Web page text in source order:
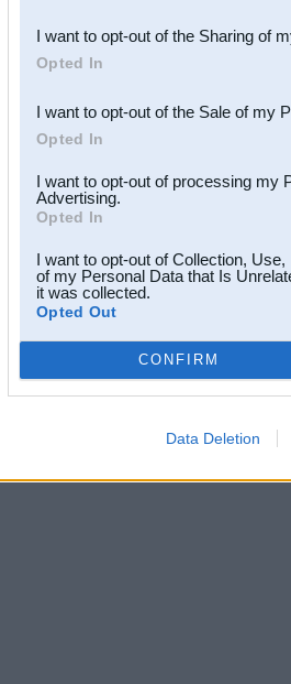
Downstream Participants
third parties.
I want to opt-out of the Sharing of
Opted In
I want to opt-out of the Sale of my
Opted In
I want to opt-out of processing my
Advertising.
Opted In
I want to opt-out of Collection,
of my Personal Data that Is
it was collected.
Opted Out
CONFIRM
Data Deletion